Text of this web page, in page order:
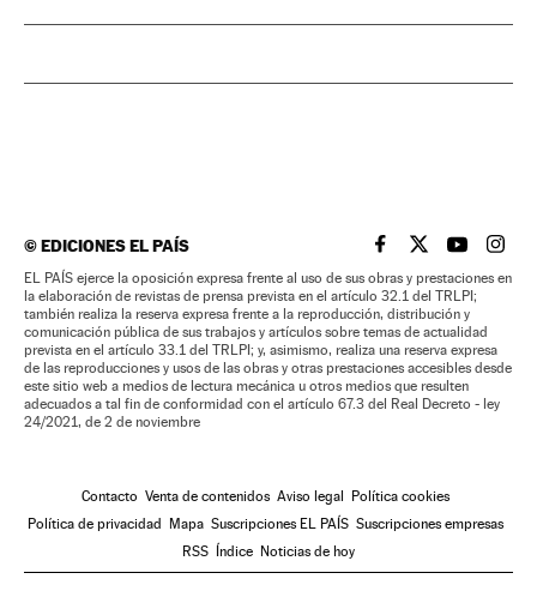
©EDICIONES EL PAÍS EL PAÍS BRASIL EN
EL PAÍSEL PAÍS
EL
EL PAÍS ejerce la oposición expresa frente al uso de sus obras y prestaciones en
la elaboración de revistas de prensa prevista en el artículo 32.1 del TRLPI;
también realiza la reserva expresa frente a la reproducción, distribución y
comunicación pública de sus trabajos y artículos sobre temas de actualidad
prevista en el artículo 33.1 del TRLPI; y, asimismo, realiza una reserva expresa
de las reproducciones y usos de las obras y otras prestaciones accesibles desde
este sitio web a medios de lectura mecánica u otros medios que resulten
adecuados a tal fin de conformidad con el artículo 67.3 del Real Decreto - ley
24/2021, de 2 de noviembre
Contacto Venta de contenidos Aviso legal
Política cookies
Política de privacidad
Mapa Suscripciones EL PAÍS Suscripciones empresas
RSS
Índice Noticias de hoy